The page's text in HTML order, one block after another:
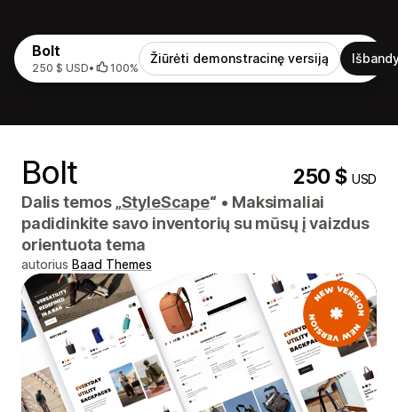
Bolt
250 $ USD• 100%
Žiūrėti demonstracinę versiją
Bolt 250 $USD
Dalis temos „StyleScape“ • Maksimaliai
padidinkite savo inventorių su mūsų į vaizdus
orientuota tema
autorius Baad Themes